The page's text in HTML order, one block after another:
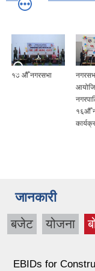
१७ औँ नगरसभा
१६औँ
जानकारी
बजेट योजना
EBIDs for